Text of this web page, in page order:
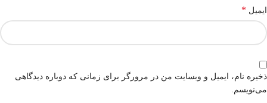
ایمیل *
ذخیره نام، ایمیل و وبسایت من در مرورگر برای زمانی که دوباره دیدگاهی
می‌نویسم.